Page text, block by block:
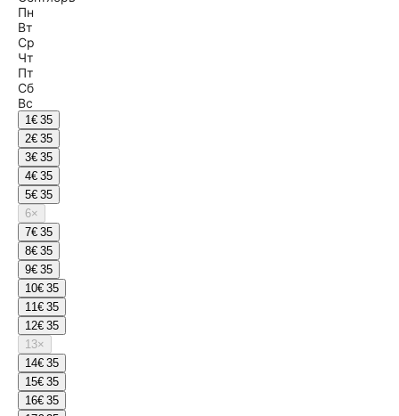
Пн
Вт
Ср
Чт
Пт
Сб
Вс
1€ 35
2€ 35
3€ 35
4€ 35
5€ 35
6×
7€ 35
8€ 35
9€ 35
10€ 35
11€ 35
12€ 35
13×
14€ 35
15€ 35
16€ 35